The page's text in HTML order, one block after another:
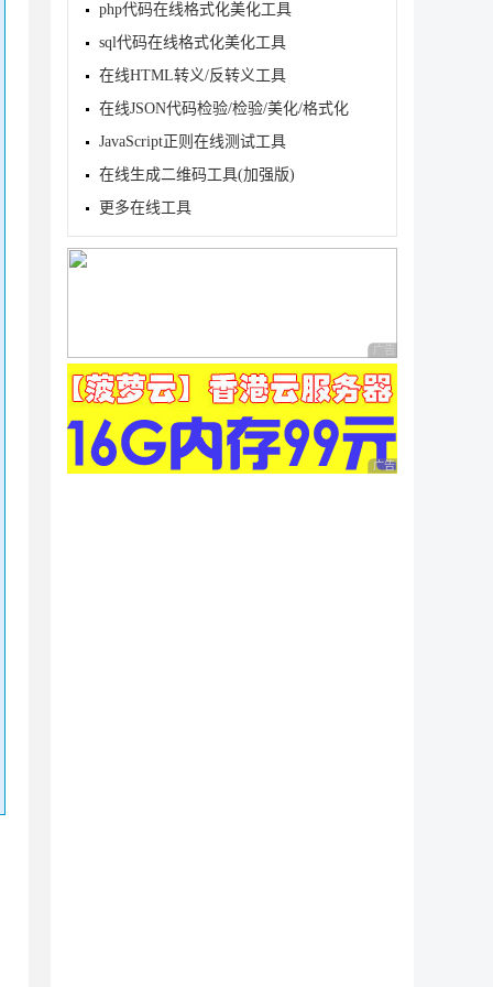
php代码在线格式化美化工具
sql代码在线格式化美化工具
在线HTML转义/反转义工具
在线JSON代码检验/检验/美化/格式化
JavaScript正则在线测试工具
在线生成二维码工具(加强版)
更多在线工具
广告 商业广告，理性
广告 商业广告，理性